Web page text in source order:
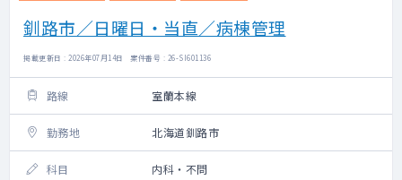
釧路市／日曜日・当直／病棟管理
掲載更新日 : 2026年07月14日 案件番号 : 26-SI601136
路線 室蘭本線
勤務地 北海道釧路市
科目 内科・不問